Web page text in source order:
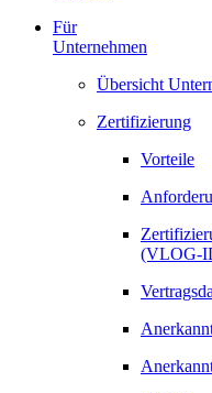
Für
Unternehmen
Übersicht
Zertifizierung
Vorteile
(VLOG-